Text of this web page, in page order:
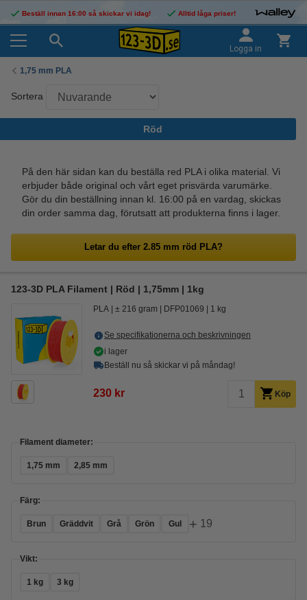
Beställ innan 16:00 så skickar vi idag! Alltid låga priser!
Logga in
1,75 mm PLA
Sortera
Röd
På den här sidan kan du beställa red PLA i olika material. Vi
erbjuder både original och vårt eget prisvärda varumärke.
Gör du din beställning innan kl. 16:00 på en vardag, skickas
din order samma dag, förutsatt att produkterna finns i lager.
Letar du efter 2.85 mm röd PLA?
123-3D PLA Filament | Röd | 1,75mm | 1kg
PLA ± 216 gram DFP01069 1 kg
Se specifikationerna och beskrivningen
i lager
Beställ nu så skickar vi på måndag!
230 kr Köp
Filament diameter:
1,75 mm 2,85 mm
Färg:
Brun Gräddvit Grå Grön Gul + 19
Vikt:
1 kg 3 kg